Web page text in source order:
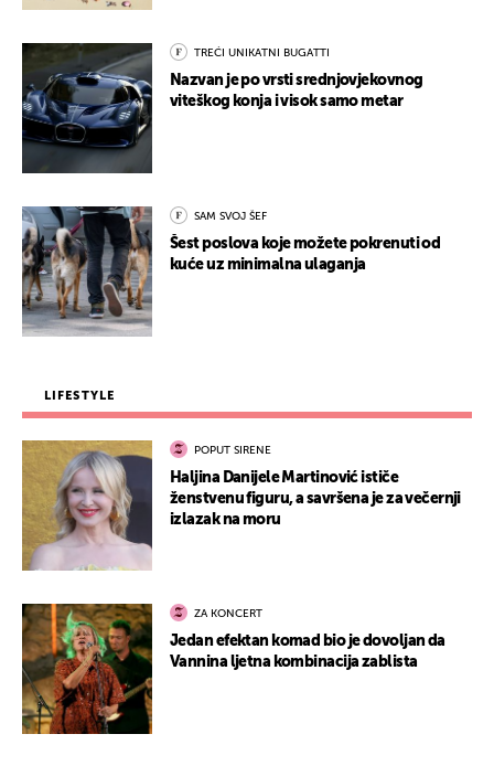
TREĆI UNIKATNI BUGATTI
Nazvan je po vrsti srednjovjekovnog
viteškog konja i visok samo metar
SAM SVOJ ŠEF
Šest poslova koje možete pokrenuti od
kuće uz minimalna ulaganja
LIFESTYLE
POPUT SIRENE
Haljina Danijele Martinović ističe
ženstvenu figuru, a savršena je za večernji
izlazak na moru
ZA KONCERT
Jedan efektan komad bio je dovoljan da
Vannina ljetna kombinacija zablista